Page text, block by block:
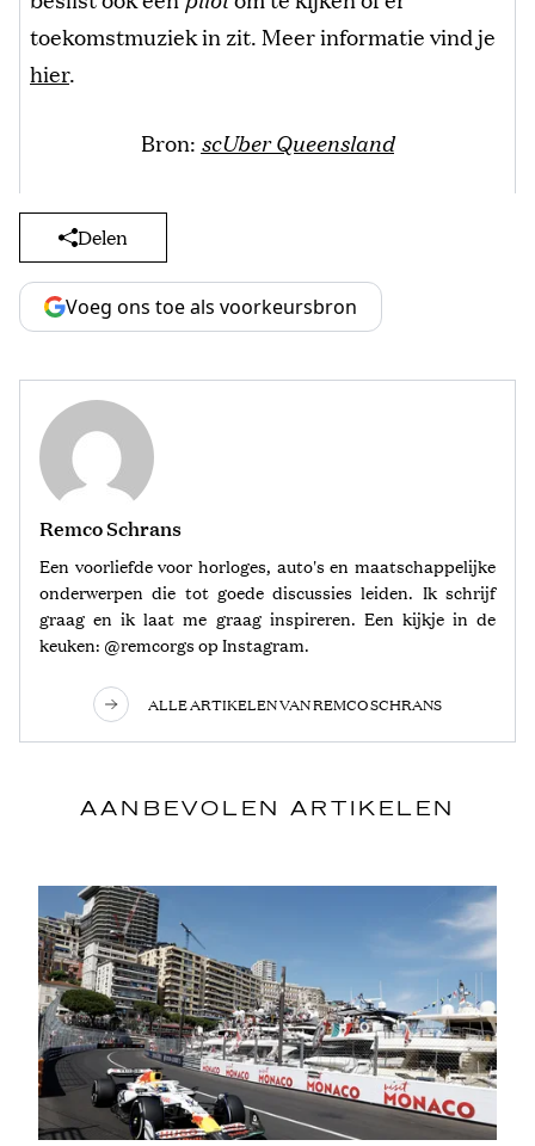
toekomstmuziek in zit. Meer informatie vind je
hier.
Bron: scUber Queensland
Delen
Voeg ons toe als voorkeursbron
Remco Schrans
Een voorliefde voor horloges, auto's en maatschappelijke
onderwerpen die tot goede discussies leiden. Ik schrijf
graag en ik laat me graag inspireren. Een kijkje in de
keuken: @remcorgs op Instagram.
ALLE ARTIKELEN VAN REMCO SCHRANS
AANBEVOLEN ARTIKELEN